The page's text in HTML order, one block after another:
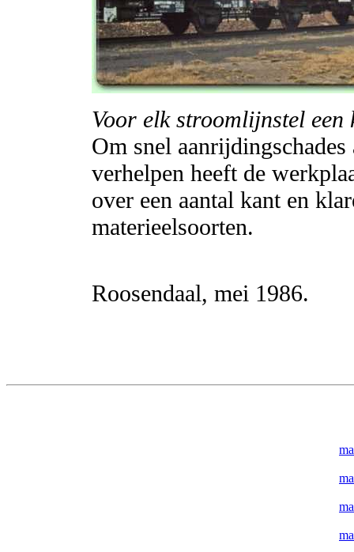
Voor elk stroomlijnstel een
Om snel
verhelpen heeft de
over een aantal kant en
materieelsoorten.
Roosendaal, mei 1986.